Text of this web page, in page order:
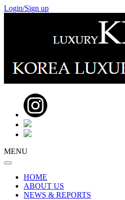
Login/Sign up
MENU
HOME
ABOUT US
NEWS & REPORTS